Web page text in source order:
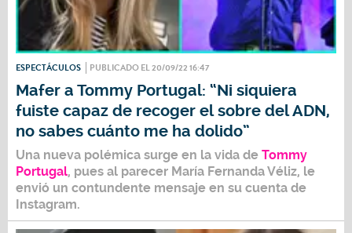
ESPECTÁCULOS PUBLICADO EL 20/09/22 16:47
Mafer a Tommy Portugal: “Ni siquiera
fuiste capaz de recoger el sobre del ADN,
no sabes cuánto me ha dolido”
Una nueva polémica surge en la vida de Tommy
Portugal, pues al parecer María Fernanda Véliz, le
envió un contundente mensaje en su cuenta de
Instagram.